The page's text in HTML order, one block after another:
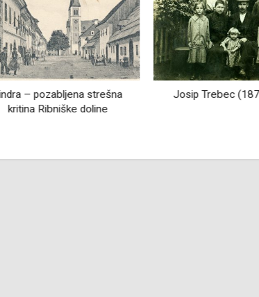
strešna
Ribniške doline
Josip Trebec (1873-